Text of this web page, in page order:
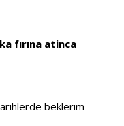
fırına atinca
beklerim